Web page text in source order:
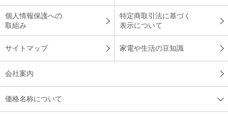
個人情報保護への
取組み
特定商取引法に基づく
表示について
サイトマップ 家電や生活の豆知識
会社案内
価格名称について